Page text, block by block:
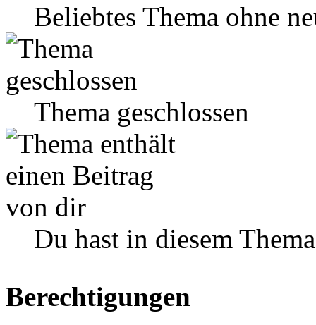
Beliebtes Thema ohne
Thema geschlossen
Du hast in diesem
Berechtigungen